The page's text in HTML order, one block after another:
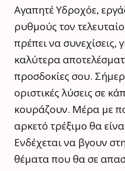
Αγαπητέ Υδροχόε,
ρυθμούς τον
πρέπει να συνεχίσεις,
καλύτερα
προσδοκίες σου.
οριστικές λύσεις σε
κουράζουν. Μέρα με
αρκετό τρέξιμο θα
Ενδέχεται να βγουν
θέματα που θα σε